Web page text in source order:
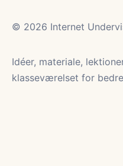
© 2026 Internet
Idéer, materiale,
klasseværelset for